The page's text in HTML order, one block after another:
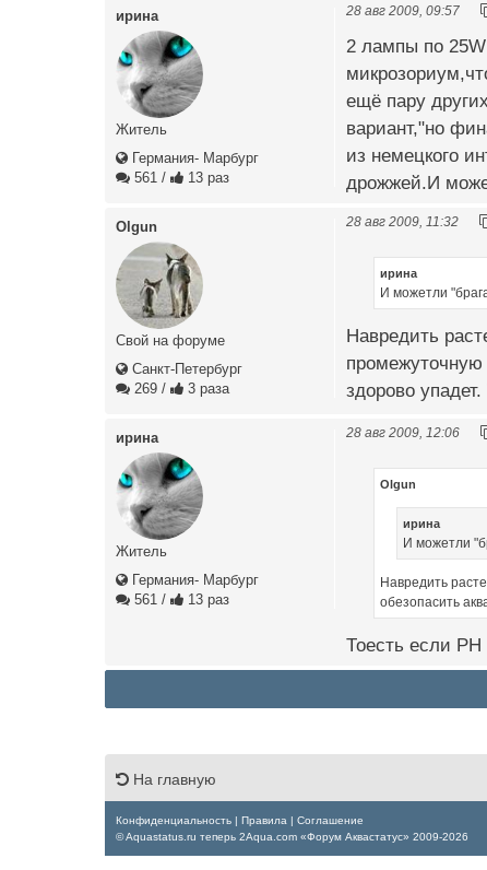
ирина
Житель
Германия- Марбург
561 / 13 раз
28 авг 2009, 09:57
2 лампы по
ещё пару
вариант,"но
из немецкого
дрожжей.И
Olgun
Свой на форуме
Санкт-Петербург
269 / 3 раза
28 авг 2009, 11:32
ирина
И можетли
Навредить
здорово
ирина
Житель
Германия- Марбург
561 / 13 раз
28 авг 2009, 12:06
Olgun
ирина
И можетли
Навредить
обезопасить
Тоесть если PH
На главную
Конфиденциальность | Правила | Соглашение
© Aquastatus.ru теперь 2Aqua.com «Форум Аквастатус» 2009-2026